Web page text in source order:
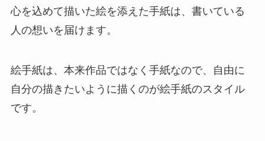
心を込めて描いた絵を添えた手紙は、書いている
人の想いを届けます。
絵手紙は、本来作品ではなく手紙なので、自由に
自分の描きたいように描くのが絵手紙のスタイル
です。